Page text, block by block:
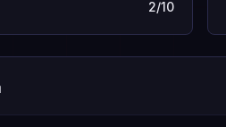
2/10